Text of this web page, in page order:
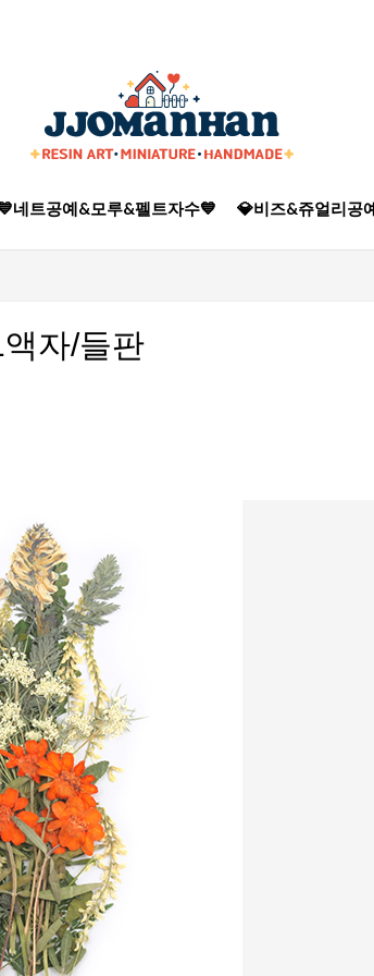
네트공예&모루&펠트자수💙 💎비즈&쥬얼리공
자/들판